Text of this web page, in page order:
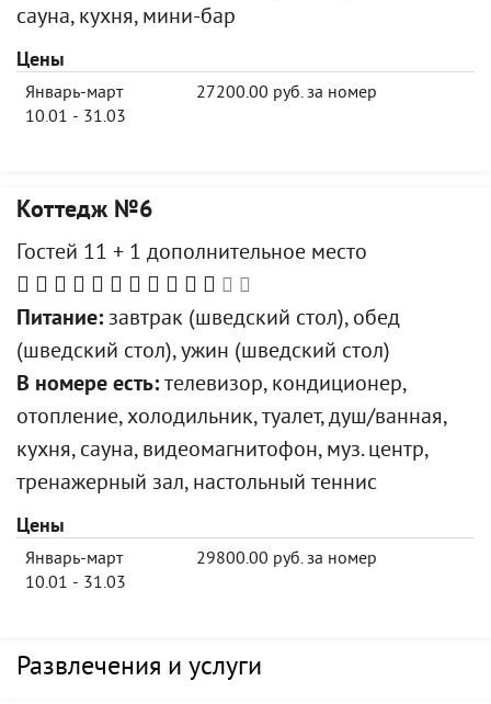
сауна, кухня, мини-бар
Цены
Январь-март
10.01 - 31.03
27200.00 руб. за номер
Коттедж №6
Гостей 11 + 1 дополнительное место
Питание: завтрак (шведский стол), обед
(шведский стол), ужин (шведский стол)
В номере есть: телевизор, кондиционер,
отопление, холодильник, туалет, душ/ванная,
кухня, сауна, видеомагнитофон, муз. центр,
тренажерный зал, настольный теннис
Цены
Январь-март
10.01 - 31.03
29800.00 руб. за номер
Развлечения и услуги